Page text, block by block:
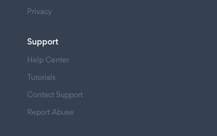
Privacy
Support
Help Center
Tutorials
Contact Support
Report Abuse